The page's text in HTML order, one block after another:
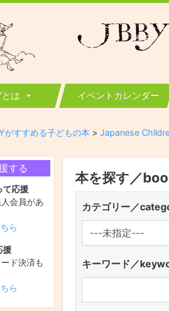
図書評議会
は イベントカレンダー
がすすめる子どもの本 > Japanese
する
応援
会員があ
ら
援
ド決済も
ら
本を探す／
カテゴリー／
キーワード／